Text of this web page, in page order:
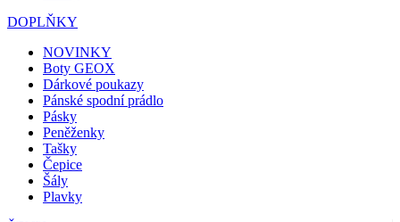
DOPLŇKY
NOVINKY
Boty GEOX
Dárkové poukazy
Pánské spodní prádlo
Pásky
Peněženky
Tašky
Čepice
Šály
Plavky